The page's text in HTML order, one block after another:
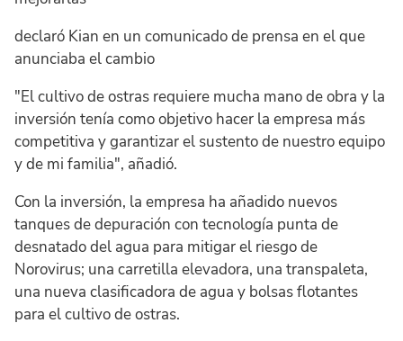
declaró Kian en un comunicado de prensa en el que
anunciaba el cambio
"El cultivo de ostras requiere mucha mano de obra y la
inversión tenía como objetivo hacer la empresa más
competitiva y garantizar el sustento de nuestro equipo
y de mi familia", añadió.
Con la inversión, la empresa ha añadido nuevos
tanques de depuración con tecnología punta de
desnatado del agua para mitigar el riesgo de
Norovirus; una carretilla elevadora, una transpaleta,
una nueva clasificadora de agua y bolsas flotantes
para el cultivo de ostras.